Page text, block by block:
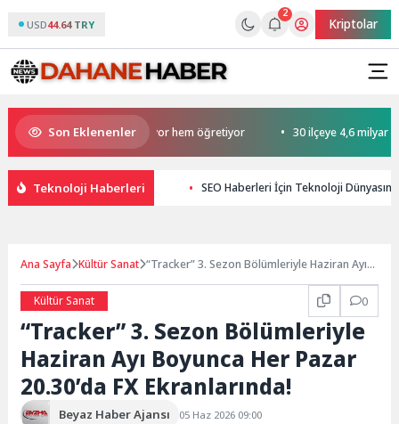
USD44.64 TRY
2
Kriptolar
Son Eklenenler
Yaz Okulu hem eğlendiriyor hem öğretiyor 30 ilçeye 4,6 milyar liralık
Teknoloji Haberleri SEO Haberleri İçin Teknoloji
Ana Sayfa Kültür Sanat “Tracker” 3. Sezon Bölümleriyle Haziran Ayı
Kültür Sanat
0
“Tracker” 3. Sezon Bölümleriyle
Haziran Ayı Boyunca Her Pazar
20.30’da FX Ekranlarında!
Beyaz Haber Ajansı
05 Haz 2026 09:00